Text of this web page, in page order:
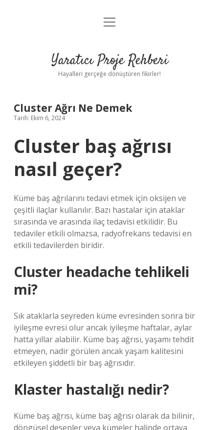
Anasayfa
Yasal Uyarı
menüyü
Yaratıcı Proje Rehberi
Hayalleri gerçeğe dönüştüren fikirler!
Cluster Ağrı Ne Demek
Tarih: Ekim 6, 2024
Cluster baş ağrısı
nasıl geçer?
Küme baş ağrılarını tedavi etmek için oksijen ve
çeşitli ilaçlar kullanılır. Bazı hastalar için ataklar
sırasında ve arasında ilaç tedavisi etkilidir. Bu
tedaviler etkili olmazsa, radyofrekans tedavisi en
etkili tedavilerden biridir.
Cluster headache tehlikeli
mi?
Sık ataklarla seyreden küme evresinden sonra bir
iyileşme evresi olur ancak iyileşme haftalar, aylar
hatta yıllar alabilir. Küme baş ağrısı, yaşamı tehdit
etmeyen, nadir görülen ancak yaşam kalitesini
etkileyen şiddetli bir baş ağrısıdır.
Klaster hastalığı nedir?
Küme baş ağrısı, küme baş ağrısı olarak da bilinir,
döngüsel desenler veya kümeler halinde ortaya